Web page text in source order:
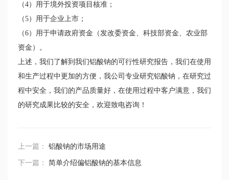
（4）用于境外投资项目核准；
（5）用于企业上市；
（6）用于申请政府资金（发改委资金、科技部资金、农业部
资金）。
上述，我们了解到我们铝酸钠的可行性研究报告，我们在使用
和生产过程中更加的方便，我公司专业研究铝酸钠，在研究过
程中安全，我们的产品质量好，在使用过程中客户满意，我们
的研究成果比较的安全，欢迎致电咨询！
上一篇： 铝酸钠的市场用途
下一篇： 简单介绍偏铝酸钠的基本信息